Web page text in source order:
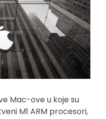
Mac-ove u koje su
M1 ARM procesori,